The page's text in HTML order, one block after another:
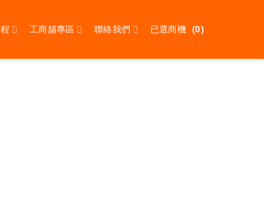
工商舖專區 聯絡我們 已選商機 0